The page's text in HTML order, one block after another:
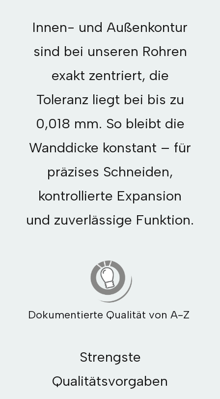
Innen- und Außenkontur
sind bei unseren Rohren
exakt zentriert, die
Toleranz liegt bei bis zu
0,018 mm. So bleibt die
Wanddicke konstant – für
präzises Schneiden,
kontrollierte Expansion
und zuverlässige Funktion.
Dokumentierte Qualität von A-Z
Strengste
Qualitätsvorgaben